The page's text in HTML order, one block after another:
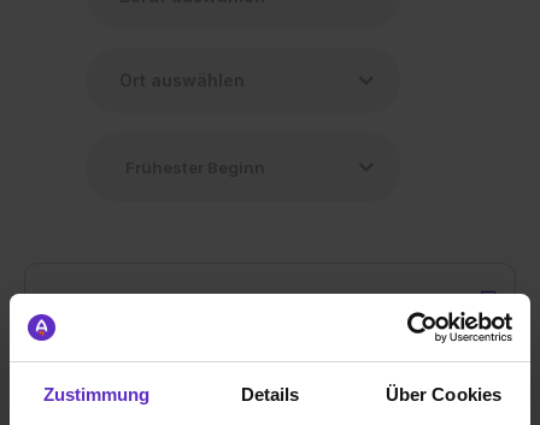
Zustimmung Details Über Cookies
Ausbildung Kunststoff- und
Kautschuktechnologe/-technologin (m/w/d)